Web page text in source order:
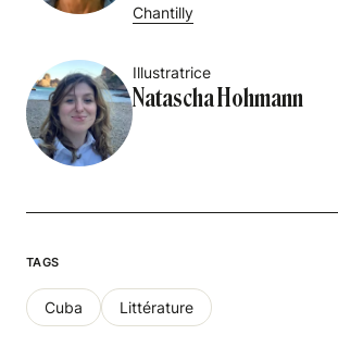
Chantilly
Illustratrice
Natascha Hohmann
TAGS
Cuba Littérature